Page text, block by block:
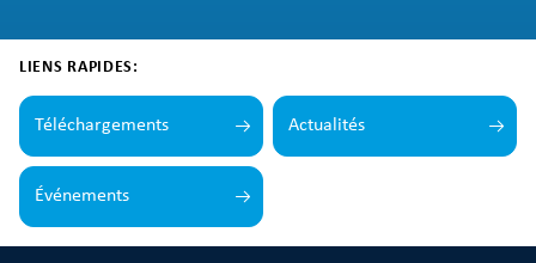
LIENS RAPIDES:
Téléchargements Actualités
Événements